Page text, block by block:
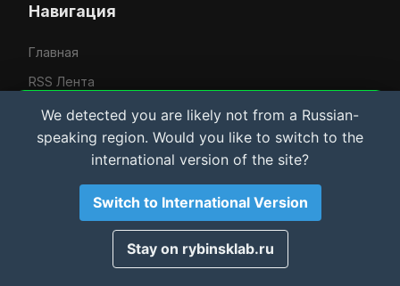
We detected you are likely not from a Russian-
speaking region. Would you like to switch to the
international version of the site?
Switch to International Version
Stay on rybinsklab.ru
Навигация
Главная
RSS Лента
Вход
Контакты
IT-услуги в Рыбинске
Важная информация и Cookie
Мы используем файлы cookie для аналитики.
Материалы сайта носятисключительно
ответственности за возможный ущерб оборудованию
или ПО. Используя сайт, вы соглашаетесь с этими
условиями.
Принято